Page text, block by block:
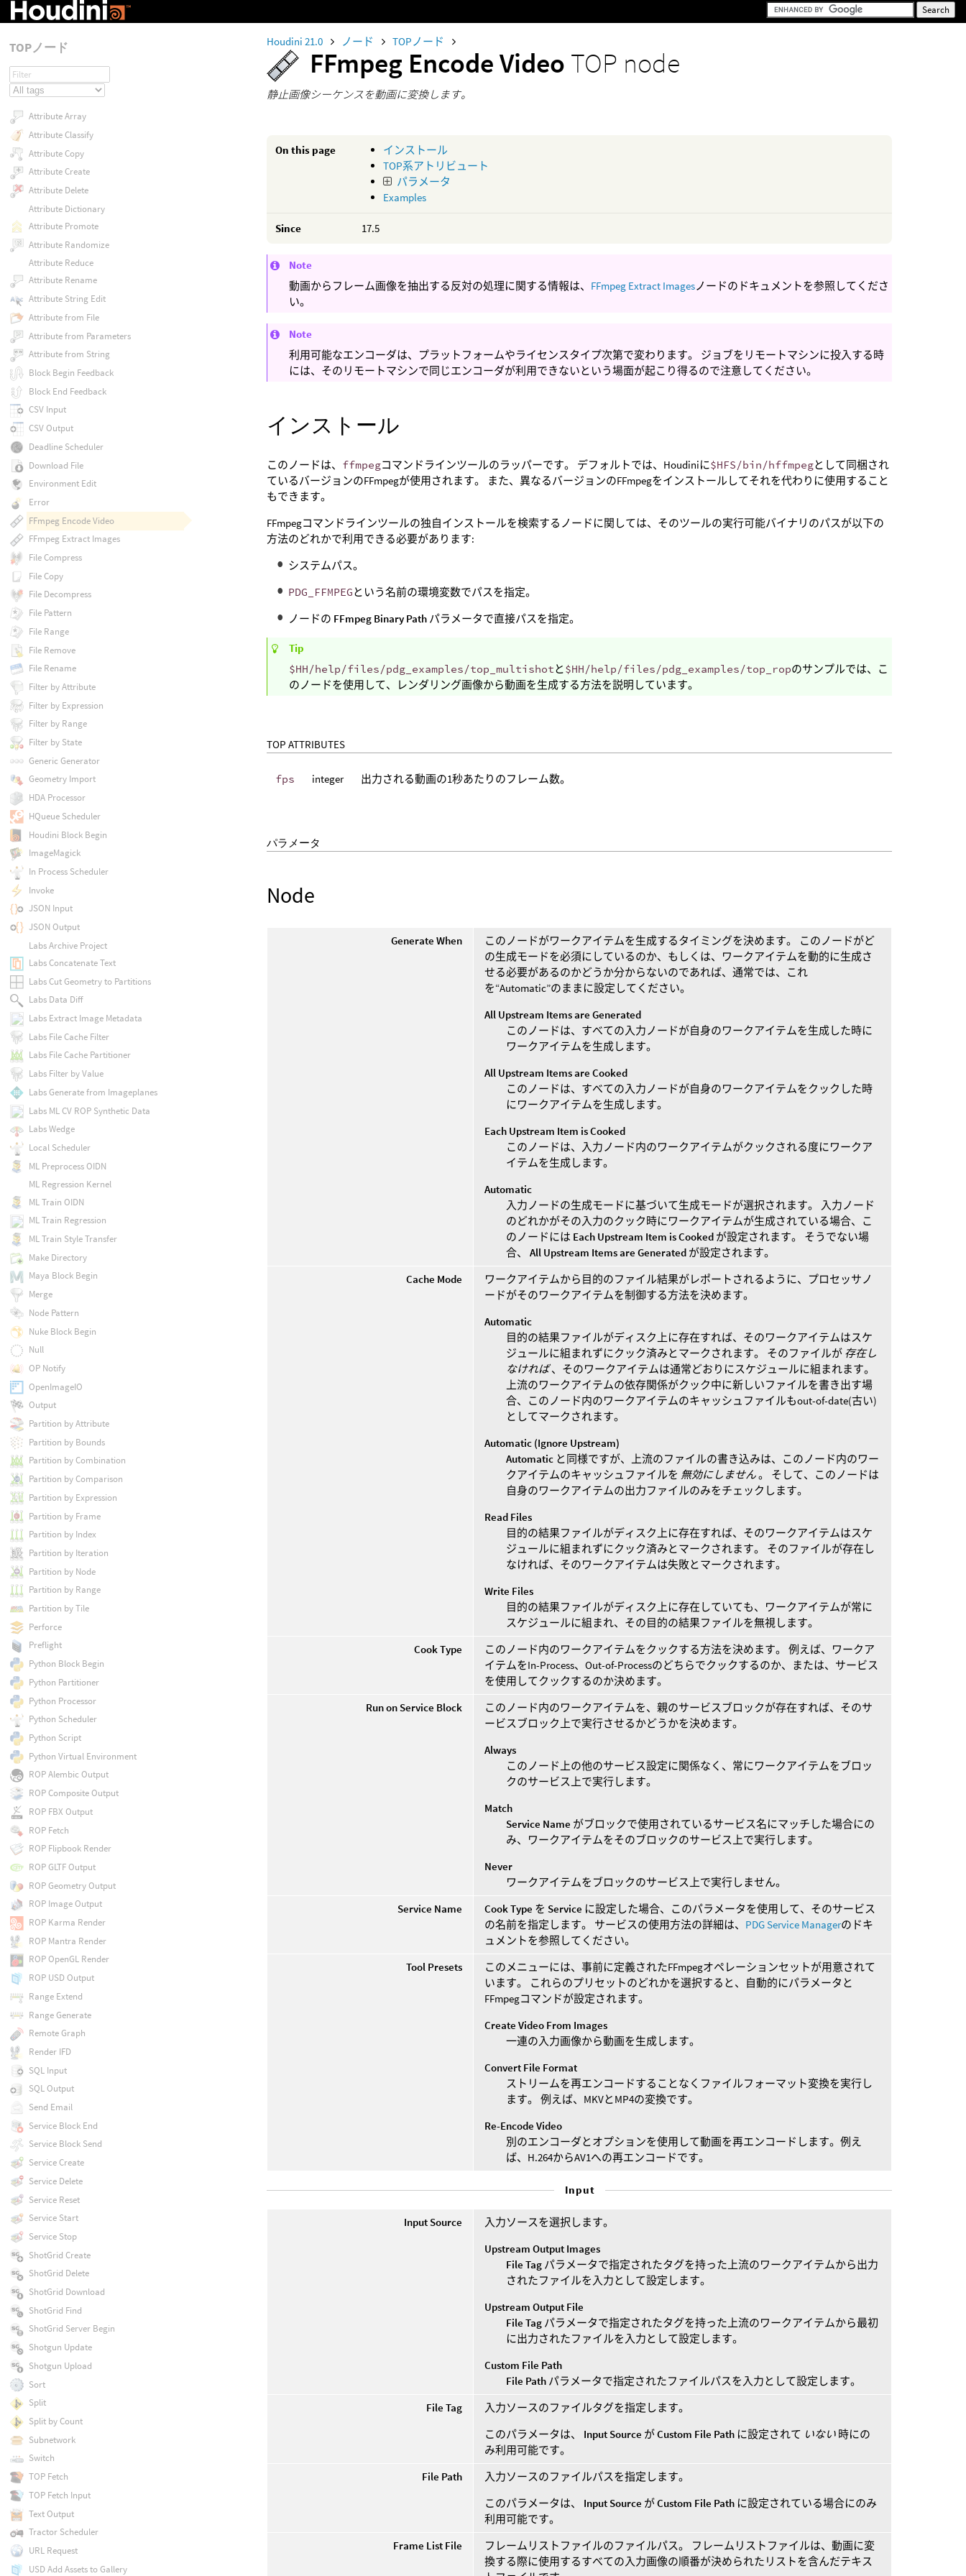
Houdini 21.0 ノード TOPノード
FFmpeg Encode Video TOP node
静止画像シーケンスを動画に変換します。
On this page
インストール
TOP系アトリビュート
パラメータ
Examples
Since 17.5
Note
動画からフレーム画像を抽出する反対の処理に関する情報は、 FFmpeg Extract Imagesノードのドキュメントを参照してくださ
い。
Note
利用可能なエンコーダは、プラットフォームやライセンスタイプ次第で変わります。 ジョブをリモートマシンに投入する時
には、そのリモートマシンで同じエンコーダが利用できないという場面が起こり得るので注意してください。
インストール
このノードは、 ffmpegコマンドラインツールのラッパーです。 デフォルトでは、Houdiniに$HFS/bin/hffmpegとして同梱され
ているバージョンのFFmpegが使用されます。 また、異なるバージョンのFFmpegをインストールしてそれを代わりに使用すること
もできます。
FFmpegコマンドラインツールの独自インストールを検索するノードに関しては、そのツールの実行可能バイナリのパスが以下の
方法のどれかで利用できる必要があります:
システムパス。
PDG_FFMPEGという名前の環境変数でパスを指定。
ノードの FFmpeg Binary Path パラメータで直接パスを指定。
Tip
$HH/help/files/pdg_examples/top_multishotと$HH/help/files/pdg_examples/top_ropのサンプルでは、こ
のノードを使用して、レンダリング画像から動画を生成する方法を説明しています。
TOP ATTRIBUTES
fps integer 出力される動画の1秒あたりのフレーム数。
パラメータ
Node
Generate When
このノードがワークアイテムを生成するタイミングを決めます。 このノードがど
の生成モードを必須にしているのか、もしくは、ワークアイテムを動的に生成さ
せる必要があるのかどうか分からないのであれば、通常では、これ
を“Automatic”のままに設定してください。
All Upstream Items are Generated
このノードは、すべての入力ノードが自身のワークアイテムを生成した時に
ワークアイテムを生成します。
All Upstream Items are Cooked
このノードは、すべての入力ノードが自身のワークアイテムをクックした時
にワークアイテムを生成します。
Each Upstream Item is Cooked
このノードは、入力ノード内のワークアイテムがクックされる度にワークア
イテムを生成します。
Automatic
入力ノードの生成モードに基づいて生成モードが選択されます。 入力ノード
のどれかがその入力のクック時にワークアイテムが生成されている場合、こ
のノードには Each Upstream Item is Cooked が設定されます。 そうでない場
合、All Upstream Items are Generated が設定されます。
Cache Mode
ワークアイテムから目的のファイル結果がレポートされるように、プロセッサノ
ードがそのワークアイテムを制御する方法を決めます。
Automatic
目的の結果ファイルがディスク上に存在すれば、そのワークアイテムはスケ
ジュールに組まれずにクック済みとマークされます。 そのファイルが 存在し
なければ、そのワークアイテムは通常どおりにスケジュールに組まれます。
上流のワークアイテムの依存関係がクック中に新しいファイルを書き出す場
合、このノード内のワークアイテムのキャッシュファイルもout-of-date(古い)
としてマークされます。
Automatic (Ignore Upstream)
Automatic と同様ですが、上流のファイルの書き込みは、このノード内のワー
クアイテムのキャッシュファイルを 無効にしません。 そして、このノードは
自身のワークアイテムの出力ファイルのみをチェックします。
Read Files
目的の結果ファイルがディスク上に存在すれば、そのワークアイテムはスケ
ジュールに組まれずにクック済みとマークされます。 そのファイルが存在し
なければ、そのワークアイテムは失敗とマークされます。
Write Files
目的の結果ファイルがディスク上に存在していても、ワークアイテムが常に
スケジュールに組まれ、その目的の結果ファイルを無視します。
Cook Type
このノード内のワークアイテムをクックする方法を決めます。 例えば、ワークア
イテムをIn-Process、Out-of-Processのどちらでクックするのか、または、サービス
を使用してクックするのか決めます。
Run on Service Block
このノード内のワークアイテムを、親のサービスブロックが存在すれば、そのサ
ービスブロック上で実行させるかどうかを決めます。
Always
このノード上の他のサービス設定に関係なく、常にワークアイテムをブロッ
クのサービス上で実行します。
Match
Service Name がブロックで使用されているサービス名にマッチした場合にの
み、ワークアイテムをそのブロックのサービス上で実行します。
Never
ワークアイテムをブロックのサービス上で実行しません。
Service Name
Cook Type を Service に設定した場合、このパラメータを使用して、そのサービス
の名前を指定します。 サービスの使用方法の詳細は、 PDG Service Managerのドキ
ュメントを参照してください。
Tool Presets
このメニューには、事前に定義されたFFmpegオペレーションセットが用意されて
います。 これらのプリセットのどれかを選択すると、自動的にパラメータと
FFmpegコマンドが設定されます。
Create Video From Images
一連の入力画像から動画を生成します。
Convert File Format
ストリームを再エンコードすることなくファイルフォーマット変換を実行し
ます。 例えば、MKVとMP4の変換です。
Re-Encode Video
別のエンコーダとオプションを使用して動画を再エンコードします。例え
ば、H.264からAV1への再エンコードです。
Input
Input Source
入力ソースを選択します。
Upstream Output Images
File Tag パラメータで指定されたタグを持った上流のワークアイテムから出力
されたファイルを入力として設定します。
Upstream Output File
File Tag パラメータで指定されたタグを持った上流のワークアイテムから最初
に出力されたファイルを入力として設定します。
Custom File Path
File Path パラメータで指定されたファイルパスを入力として設定します。
File Tag
入力ソースのファイルタグを指定します。
このパラメータは、 Input Source がCustom File Path に設定されて いない 時にの
み利用可能です。
File Path
入力ソースのファイルパスを指定します。
このパラメータは、 Input Source がCustom File Path に設定されている場合にのみ
利用可能です。
Frame List File
フレームリストファイルのファイルパス。 フレームリストファイルは、動画に変
換する際に使用するすべての入力画像の順番が決められたリストを含んだテキス
TOPノード
Attribute Array
Attribute Classify
Attribute Copy
Attribute Create
Attribute Delete
Attribute Dictionary
Attribute Promote
Attribute Randomize
Attribute Reduce
Attribute Rename
Attribute String Edit
Attribute from File
Attribute from Parameters
Attribute from String
Block Begin Feedback
Block End Feedback
CSV Input
CSV Output
Deadline Scheduler
Download File
Environment Edit
Error
FFmpeg Encode Video
FFmpeg Extract Images
File Compress
File Copy
File Decompress
File Pattern
File Range
File Remove
File Rename
Filter by Attribute
Filter by Expression
Filter by Range
Filter by State
Generic Generator
Geometry Import
HDA Processor
HQueue Scheduler
Houdini Block Begin
ImageMagick
In Process Scheduler
Invoke
JSON Input
JSON Output
Labs Archive Project
Labs Concatenate Text
Labs Cut Geometry to Partitions
Labs Data Diff
Labs Extract Image Metadata
Labs File Cache Filter
Labs File Cache Partitioner
Labs Filter by Value
Labs Generate from Imageplanes
Labs ML CV ROP Synthetic Data
Labs Wedge
Local Scheduler
ML Preprocess OIDN
ML Regression Kernel
ML Train OIDN
ML Train Regression
ML Train Style Transfer
Make Directory
Maya Block Begin
Merge
Node Pattern
Nuke Block Begin
Null
OP Notify
OpenImageIO
Output
Partition by Attribute
Partition by Bounds
Partition by Combination
Partition by Comparison
Partition by Expression
Partition by Frame
Partition by Index
Partition by Iteration
Partition by Node
Partition by Range
Partition by Tile
Perforce
Preflight
Python Block Begin
Python Partitioner
Python Processor
Python Scheduler
Python Script
Python Virtual Environment
ROP Alembic Output
ROP Composite Output
ROP FBX Output
ROP Fetch
ROP Flipbook Render
ROP GLTF Output
ROP Geometry Output
ROP Image Output
ROP Karma Render
ROP Mantra Render
ROP OpenGL Render
ROP USD Output
Range Extend
Range Generate
Remote Graph
Render IFD
SQL Input
SQL Output
Send Email
Service Block End
Service Block Send
Service Create
Service Delete
Service Reset
Service Start
Service Stop
ShotGrid Create
ShotGrid Delete
ShotGrid Download
ShotGrid Find
ShotGrid Server Begin
Shotgun Update
Shotgun Upload
Sort
Split
Split by Count
Subnetwork
Switch
TOP Fetch
TOP Fetch Input
Text Output
Tractor Scheduler
URL Request
USD Add Assets to Gallery